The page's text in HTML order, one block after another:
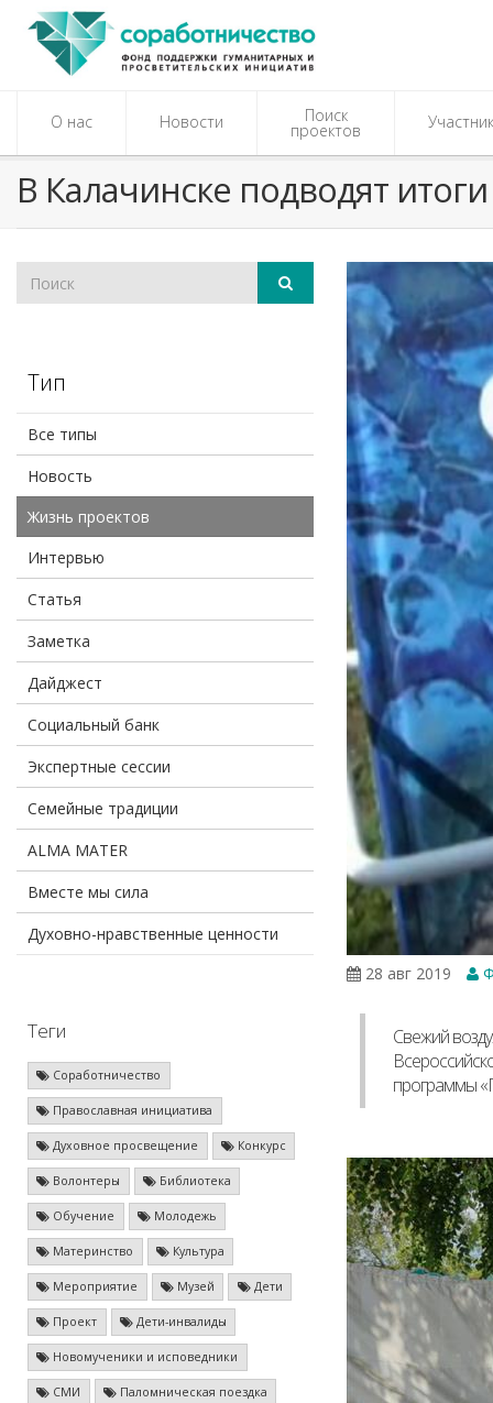
О нас Новости Поиск
проектов
В Калачинске подводят
Тип
Все типы
Новость
Жизнь проектов
Интервью
Статья
Заметка
Дайджест
Социальный банк
Экспертные сессии
Семейные традиции
ALMA MATER
Вместе мы сила
Духовно-нравственные ценности
Теги
Соработничество
Православная инициатива
Духовное просвещение Конкурс
Волонтеры Библиотека
Обучение Молодежь
Материнство Культура
Мероприятие Музей Дети
Проект Дети-инвалиды
Новомученики и исповедники
СМИ Паломническая поездка
28 авг 2019
Свежий
программы